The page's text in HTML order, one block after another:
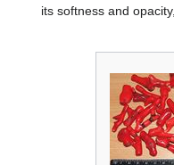
its softness and